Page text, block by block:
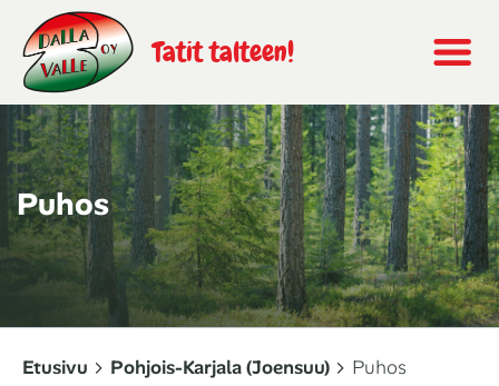
Tatit talteen!
Puhos
Etusivu Pohjois-Karjala (Joensuu) Puhos